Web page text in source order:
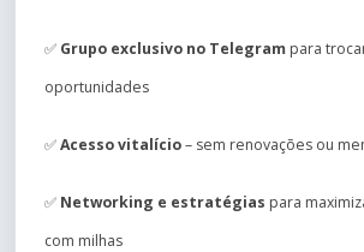
✅ Grupo exclusivo no Telegram para
oportunidades
✅Acesso vitalício– sem renovações ou
✅ Networking e estratégias para
com milhas